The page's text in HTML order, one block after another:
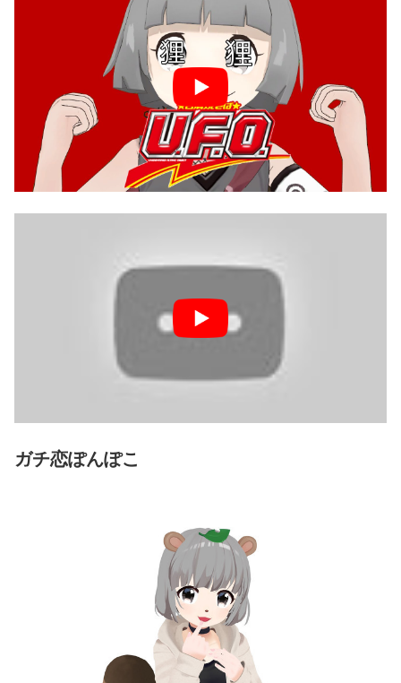
ガチ恋ぽんぽこ